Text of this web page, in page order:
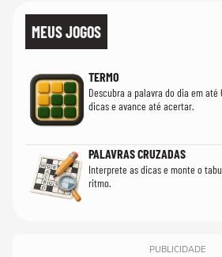
MEUS JOGOS
TERMO
Descubra a palavra do dia em até
dicas e avance até acertar.
PALAVRAS CRUZADAS
Interprete as dicas e monte o
ritmo.
PUBLICIDADE